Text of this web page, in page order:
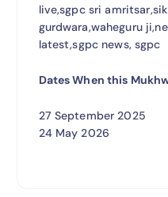
live,sgpc sri
gurdwara,waheguru
latest,sgpc news, sgpc
Dates When this
27 September 2025
24 May 2026